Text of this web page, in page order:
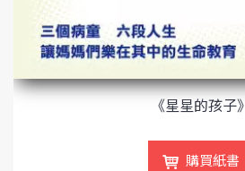
《星星的孩子》
購買紙書